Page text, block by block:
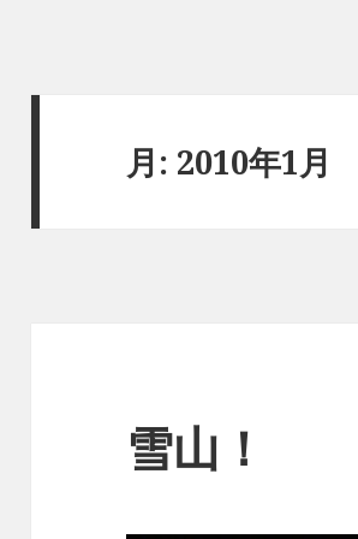
月: 2010年1月
雪山！